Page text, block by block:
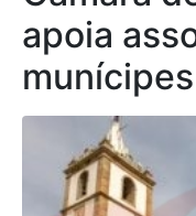
apoia
munícipes